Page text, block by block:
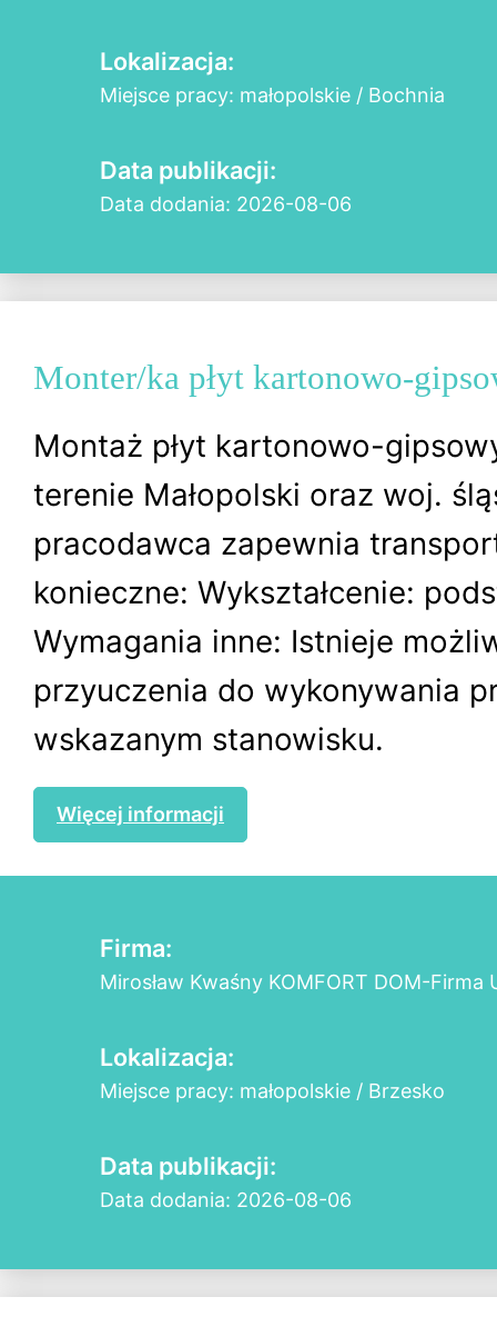
Lokalizacja:
Miejsce pracy: małopolskie / Bochnia
Data publikacji:
Data dodania: 2026-08-06
Monter/ka płyt kartonowo-
Montaż płyt kartonowo-
terenie Małopolski oraz woj.
pracodawca zapewnia
konieczne: Wykształcenie:
Wymagania inne: Istnieje
przyuczenia do wykonywania
wskazanym stanowisku.
Więcej informacji
Firma:
Mirosław Kwaśny KOMFORT DOM-Firma
Lokalizacja:
Miejsce pracy: małopolskie / Brzesko
Data publikacji:
Data dodania: 2026-08-06